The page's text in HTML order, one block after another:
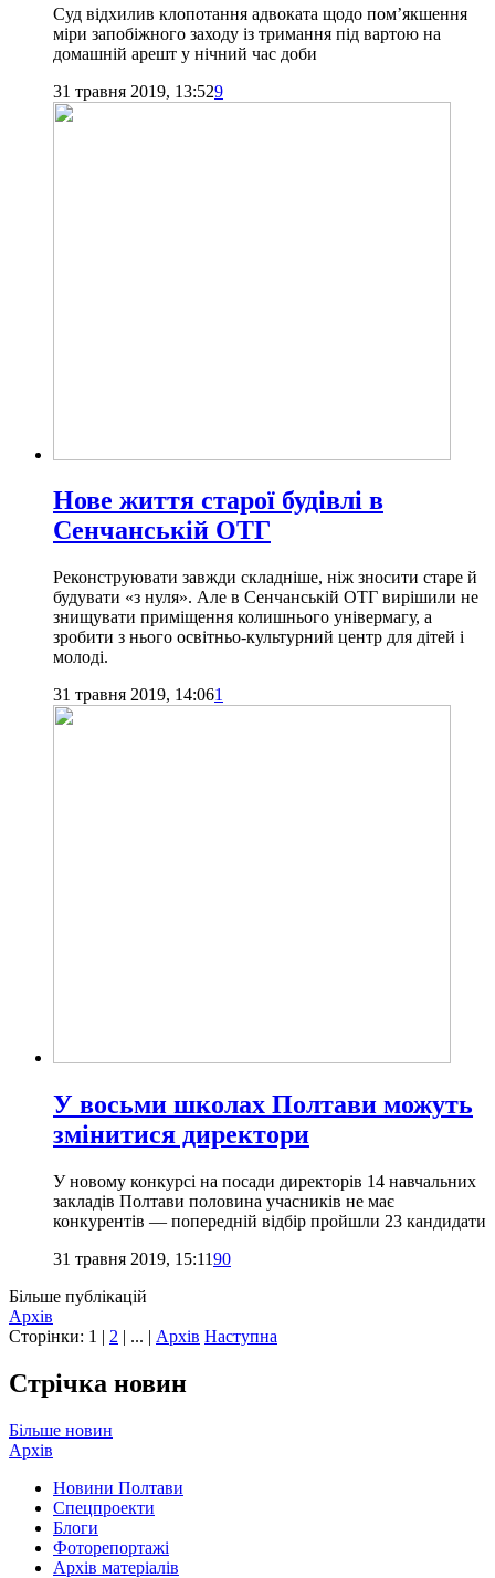
Суд відхилив клопотання адвоката щодо пом’якшення
міри запобіжного заходу із тримання під вартою на
домашній арешт у нічний час доби
31 травня 2019, 13:529
Нове життя старої будівлі в
Сенчанській ОТГ
Реконструювати завжди складніше, ніж зносити старе й
будувати «з нуля». Але в Сенчанській ОТГ вирішили не
знищувати приміщення колишнього універмагу, а
зробити з нього освітньо-культурний центр для дітей і
молоді.
31 травня 2019, 14:061
У восьми школах Полтави можуть
змінитися директори
У новому конкурсі на посади директорів 14 навчальних
закладів Полтави половина учасників не має
конкурентів — попередній відбір пройшли 23 кандидати
31 травня 2019, 15:1190
Більше публікацій
Архів
Сторінки: 1 | 2 | ... | Архів Наступна
Стрічка новин
Більше новин
Архів
Новини Полтави
Спецпроекти
Блоги
Фоторепортажі
Архів матеріалів